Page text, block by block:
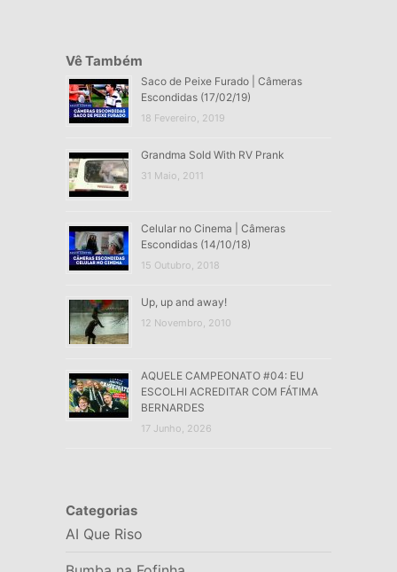
Vê Também
Saco de Peixe Furado | Câmeras
Escondidas (17/02/19)
18 Fevereiro, 2019
Grandma Sold With RV Prank
31 Maio, 2011
Celular no Cinema | Câmeras
Escondidas (14/10/18)
15 Outubro, 2018
Up, up and away!
12 Novembro, 2010
AQUELE CAMPEONATO #04: EU
ESCOLHI ACREDITAR COM FÁTIMA
BERNARDES
17 Junho, 2026
Categorias
AI Que Riso